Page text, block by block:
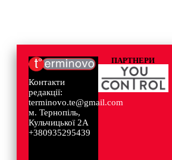
Контакти
редакції:
terminovo.te@gmail.com
м. Тернопіль,
Кульчицької 2А
+380935295439
ПАРТНЕРИ